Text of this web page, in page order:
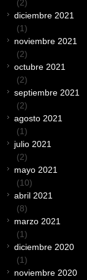
(2)
diciembre 2021
(1)
noviembre 2021
(2)
octubre 2021
(2)
septiembre 2021
(2)
agosto 2021
(1)
julio 2021
(2)
mayo 2021
(10)
abril 2021
(8)
marzo 2021
(1)
diciembre 2020
(1)
noviembre 2020